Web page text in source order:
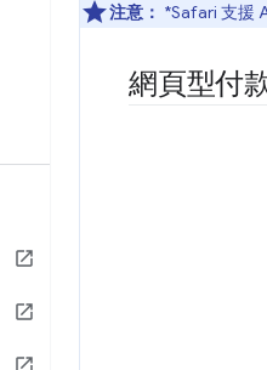
注意： *Safari 支援
網頁型付